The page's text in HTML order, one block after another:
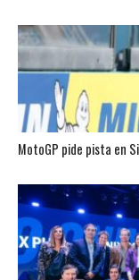
MotoGP pide pista en